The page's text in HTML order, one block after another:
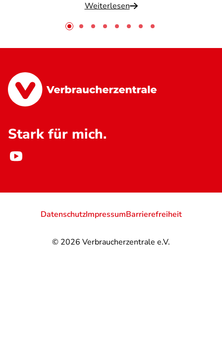
Weiterlesen
Stark für mich.
© 2026 Verbraucherzentrale e.V.
DatenschutzImpressumBarrierefreiheit